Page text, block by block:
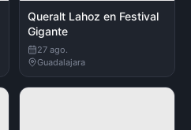
Queralt Lahoz en Festival
Gigante
27 ago.
Guadalajara